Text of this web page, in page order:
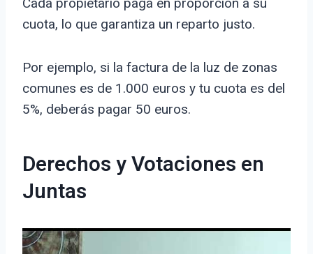
Cada propietario paga en proporción a su
cuota, lo que garantiza un reparto justo.
Por ejemplo, si la factura de la luz de zonas
comunes es de 1.000 euros y tu cuota es del
5%, deberás pagar 50 euros.
Derechos y Votaciones en
Juntas